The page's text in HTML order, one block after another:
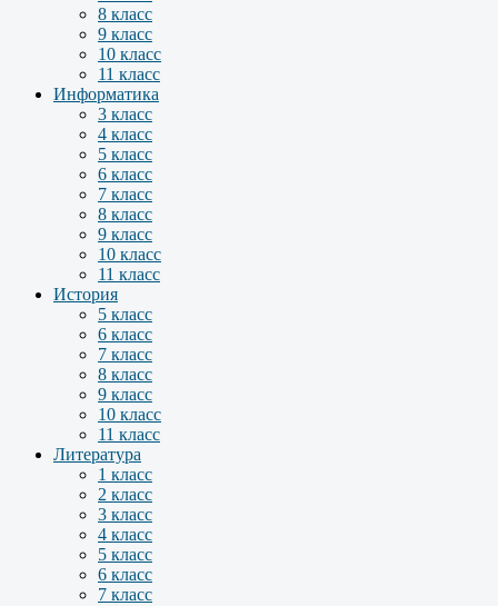
8 класс
9 класс
10 класс
11 класс
Информатика
3 класс
4 класс
5 класс
6 класс
7 класс
8 класс
9 класс
10 класс
11 класс
История
5 класс
6 класс
7 класс
8 класс
9 класс
10 класс
11 класс
Литература
1 класс
2 класс
3 класс
4 класс
5 класс
6 класс
7 класс